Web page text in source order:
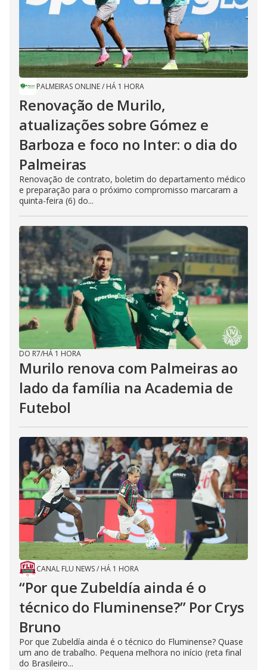
PALMEIRAS ONLINE/ HÁ 1 HORA
Renovação de Murilo,
atualizações sobre Gómez e
Barboza e foco no Inter: o dia do
Palmeiras
Renovação de contrato, boletim do departamento médico
e preparação para o próximo compromisso marcaram a
quinta-feira (6) do...
DO R7/HÁ 1 HORA
Murilo renova com Palmeiras ao
lado da família na Academia de
Futebol
CANAL FLU NEWS/ HÁ 1 HORA
“Por que Zubeldía ainda é o
técnico do Fluminense?” Por Crys
Bruno
Por que Zubeldía ainda é o técnico do Fluminense? Quase
um ano de trabalho. Pequena melhora no início (reta final
do Brasileiro...